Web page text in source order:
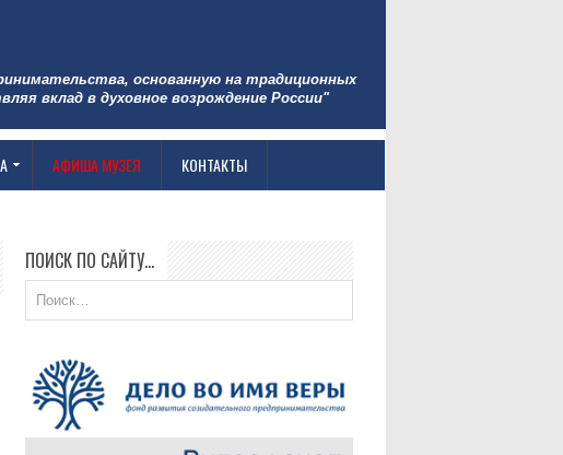
основанную на традиционных
вклад в духовное возрождение России"
АФИША МУЗЕЯ КОНТАКТЫ
ПОИСК ПО САЙТУ…